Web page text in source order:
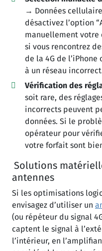
→ Données
désactivez l’option
manuellement votre
si vous rencontrez
de la 4G de
à un réseau
Vérification des
soit rare, des
incorrects peuvent
données. Si le
opérateur pour
votre forfait sont
Solutions
antennes
Si les optimisations
envisagez d’utiliser un
(ou répéteur du signal
captent le signal à
l’intérieur, en